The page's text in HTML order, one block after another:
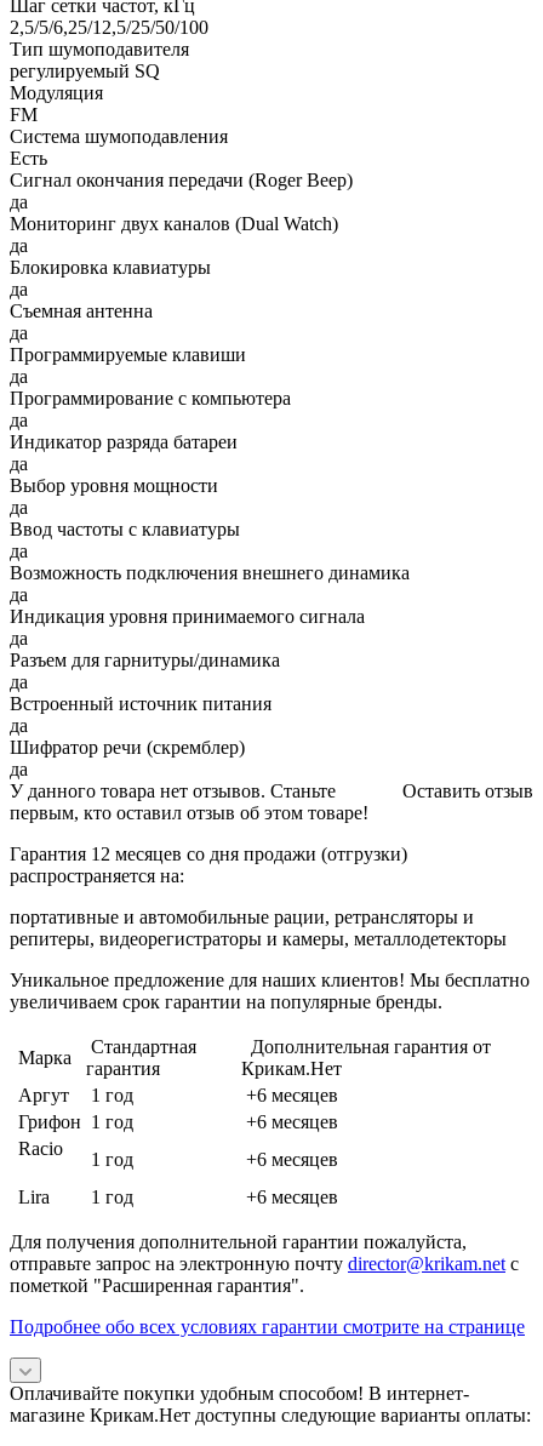
Шаг сетки частот, кГц
2,5/5/6,25/12,5/25/50/100
Тип шумоподавителя
регулируемый SQ
Модуляция
FM
Система шумоподавления
Есть
Сигнал окончания передачи (Roger Beep)
да
Мониторинг двух каналов (Dual Watch)
да
Блокировка клавиатуры
да
Съемная антенна
да
Программируемые клавиши
да
Программирование с компьютера
да
Индикатор разряда батареи
да
Выбор уровня мощности
да
Ввод частоты с клавиатуры
да
Возможность подключения внешнего динамика
да
Индикация уровня принимаемого сигнала
да
Разъем для гарнитуры/динамика
да
Встроенный источник питания
да
Шифратор речи (скремблер)
да
Оставить отзыв
У данного товара нет отзывов. Станьте
первым, кто оставил отзыв об этом товаре!
Гарантия 12 месяцев со дня продажи (отгрузки)
распространяется на:
портативные и автомобильные рации, ретрансляторы и
репитеры, видеорегистраторы и камеры, металлодетекторы
Уникальное предложение для наших клиентов! Мы бесплатно
увеличиваем срок гарантии на популярные бренды.
Марка
Стандартная
гарантия
Дополнительная гарантия от
Крикам.Нет
Аргут
1 год
+6 месяцев
Грифон 1 год
+6 месяцев
Racio
1 год
+6 месяцев
Lira
1 год +6 месяцев
Для получения дополнительной гарантии пожалуйста,
отправьте запрос на электронную почту director@krikam.net с
пометкой "Расширенная гарантия".
Подробнее обо всех условиях гарантии смотрите на странице
Оплачивайте покупки удобным способом! В интернет-
магазине Крикам.Нет доступны следующие варианты оплаты: